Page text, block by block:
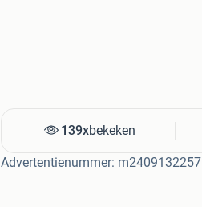
139xbekeken
Advertentienummer: m2409132257